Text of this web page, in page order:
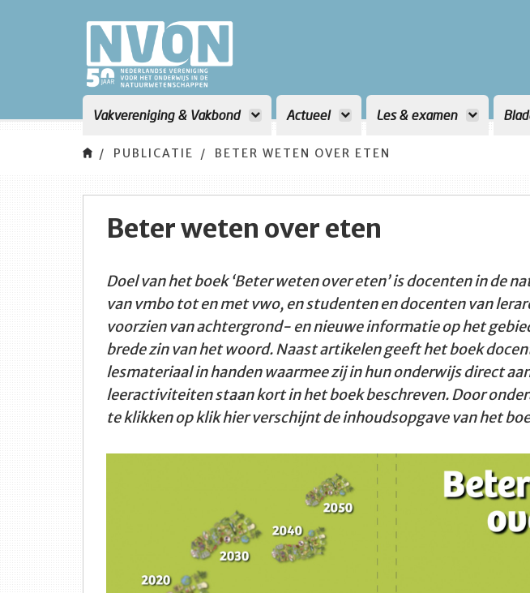
Vakvereniging & Vakbond Actueel Les & examen
PUBLICATIE BETER WETEN OVER ETEN
Beter weten over eten
Doel van het boek ‘Beter weten over eten’ is docenten in de
van vmbo tot en met vwo, en studenten en docenten van
voorzien van achtergrond- en nieuwe informatie op het gebied
brede zin van het woord. Naast artikelen geeft het boek
lesmateriaal in handen waarmee zij in hun onderwijs direct
leeractiviteiten staan kort in het boek beschreven. Door
te klikken op klik hier verschijnt de inhoudsopgave van het